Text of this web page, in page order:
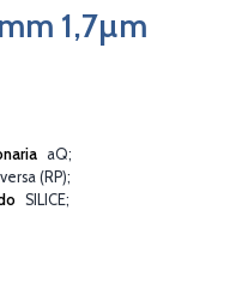
1,7µm
aQ
(RP)
SILICE